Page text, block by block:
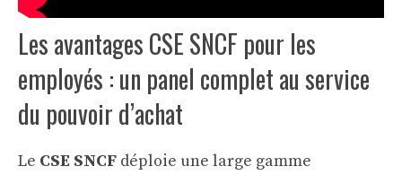
Les avantages CSE SNCF pour les
employés : un panel complet au service
du pouvoir d’achat
Le CSE SNCF déploie une large gamme